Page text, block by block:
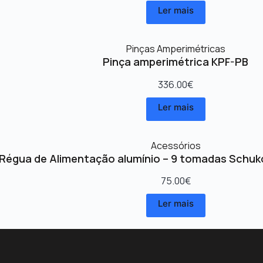
Ler mais
Pinças Amperimétricas
Pinça amperimétrica KPF-PB
336.00€
Ler mais
Acessórios
Régua de Alimentação alumínio – 9 tomadas
75.00€
Ler mais